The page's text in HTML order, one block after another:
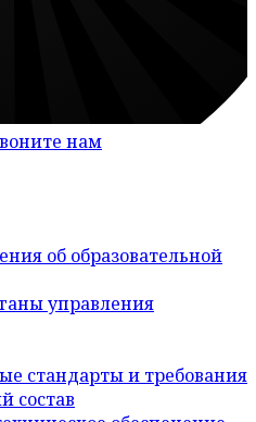
нам
об образовательной
управления
стандарты и требования
состав